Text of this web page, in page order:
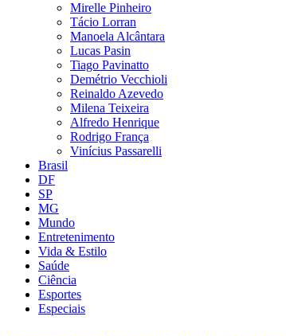
Mirelle Pinheiro
Tácio Lorran
Manoela Alcântara
Lucas Pasin
Tiago Pavinatto
Demétrio Vecchioli
Reinaldo Azevedo
Milena Teixeira
Alfredo Henrique
Rodrigo França
Vinícius Passarelli
Brasil
DF
SP
MG
Mundo
Entretenimento
Vida & Estilo
Saúde
Ciência
Esportes
Especiais